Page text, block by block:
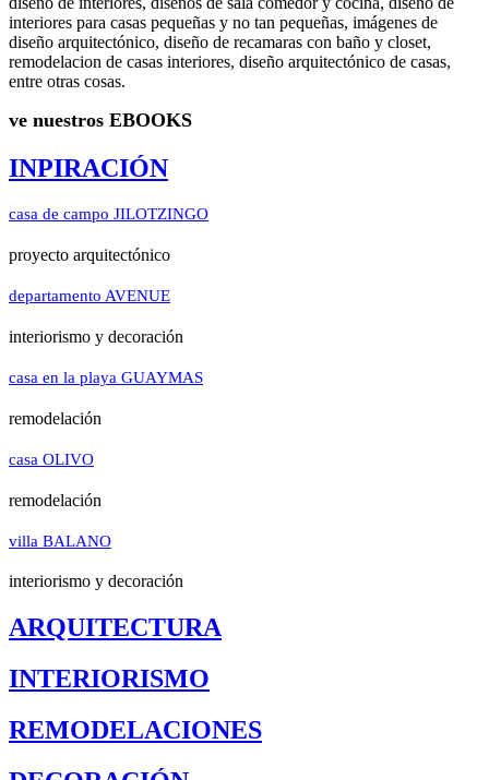
interiores para casas pequeñas y no tan pequeñas, imágenes de
diseño arquitectónico, diseño de recamaras con baño y closet,
remodelacion de casas interiores, diseño arquitectónico de casas,
entre otras cosas.
ve nuestros EBOOKS
INPIRACIÓN
casa de campo JILOTZINGO
proyecto arquitectónico
departamento AVENUE
interiorismo y decoración
casa en la playa GUAYMAS
remodelación
casa OLIVO
remodelación
villa BALANO
interiorismo y decoración
ARQUITECTURA
INTERIORISMO
REMODELACIONES